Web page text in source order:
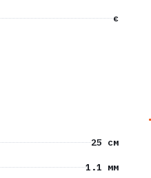
є
25 см
1.1 мм